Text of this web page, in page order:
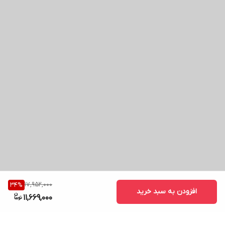
17,952,000
34%
11,669,000
افزودن به سبد خرید